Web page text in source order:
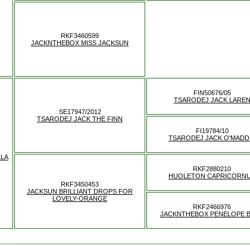
RKF3460599
JACKNTHEBOX MISS JACKSUN
SE17947/2012
TSARODEJ JACK THE FINN
FIN50676/05
TSARODEJ JACK LAREN
FI19784/10
TSARODEJ JACK
RKF3450453
JACKSUN BRILLIANT DROPS FOR
LOVELY-ORANGE
RKF2880210
HUOLETON
RKF2466976
JACKNTHEBOX PENELOPE